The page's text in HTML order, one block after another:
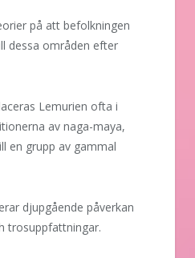
på att befolkningen
dessa områden efter
Lemurien ofta i
av naga-maya,
en grupp av gammal
djupgående påverkan
trosuppfattningar.